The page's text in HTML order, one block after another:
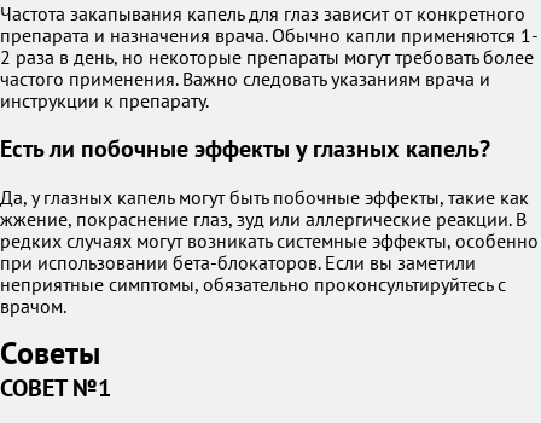
Частота закапывания капель для глаз зависит от конкретного
препарата и назначения врача. Обычно капли применяются 1-
2 раза в день, но некоторые препараты могут требовать более
частого применения. Важно следовать указаниям врача и
инструкции к препарату.
Есть ли побочные эффекты у глазных капель?
Да, у глазных капель могут быть побочные эффекты, такие как
жжение, покраснение глаз, зуд или аллергические реакции. В
редких случаях могут возникать системные эффекты, особенно
при использовании бета-блокаторов. Если вы заметили
неприятные симптомы, обязательно проконсультируйтесь с
врачом.
Советы
СОВЕТ №1